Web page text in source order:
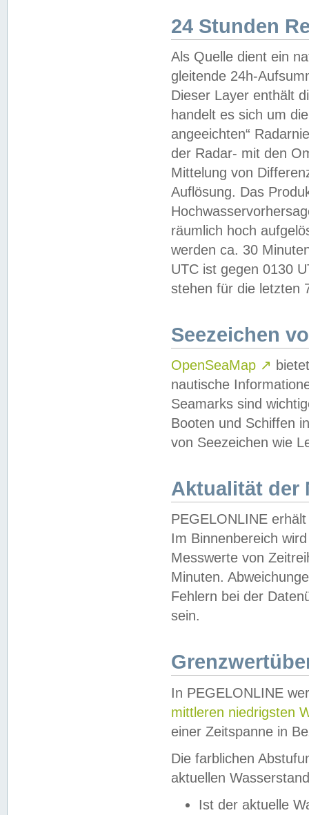
24 Stunden
Als Quelle dient ein
gleitende 24h-
Dieser Layer enthält
handelt es sich um
angeeichten“
der Radar- mit den
Mittelung von
Auflösung. Das
räumlich hoch
werden ca. 30
UTC ist gegen 0130
stehen für die letzten
Seezeichen
OpenSeaMap ↗
nautische
Seamarks sind
Booten und Schiffen
von Seezeichen wie
Aktualität der
PEGELONLINE
Im Binnenbereich
Messwerte von
Minuten.
Fehlern bei der
sein.
In PEGELONLINE
mittleren niedrigsten
einer Zeitspanne in
Die farblichen
aktuellen
Ist der aktuelle